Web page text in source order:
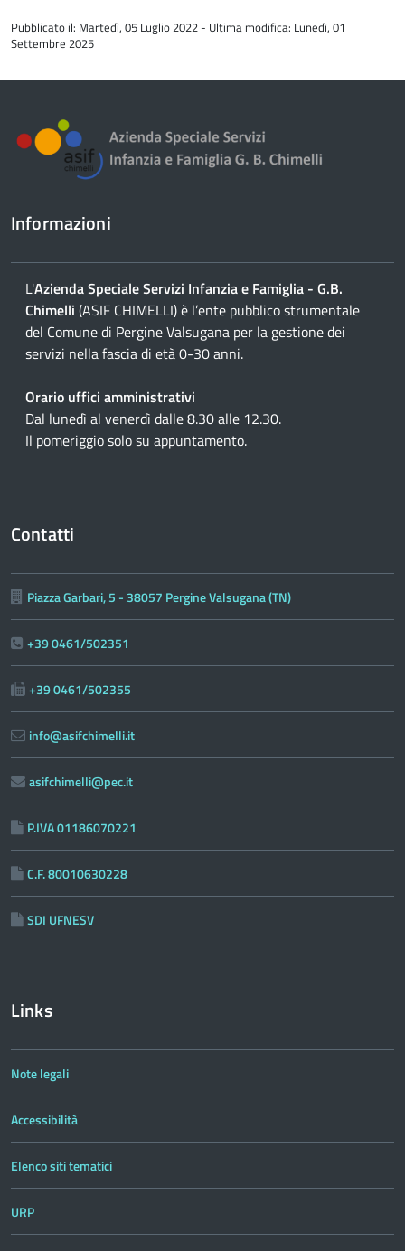
del
contenuto
Pubblicato il: Martedì, 05 Luglio 2022 - Ultima modifica: Lunedì, 01
Settembre 2025
Informazioni
L'Azienda Speciale Servizi Infanzia e Famiglia - G.B.
Chimelli (ASIF CHIMELLI) è l’ente pubblico strumentale
del Comune di Pergine Valsugana per la gestione dei
servizi nella fascia di età 0-30 anni.
Orario uffici amministrativi
Dal lunedì al venerdì dalle 8.30 alle 12.30.
Il pomeriggio solo su appuntamento.
Contatti
Piazza Garbari, 5 - 38057 Pergine Valsugana (TN)
+39 0461/502351
+39 0461/502355
info@asifchimelli.it
asifchimelli@pec.it
P.IVA 01186070221
C.F. 80010630228
SDI UFNESV
Links
Note legali
Accessibilità
Elenco siti tematici
URP